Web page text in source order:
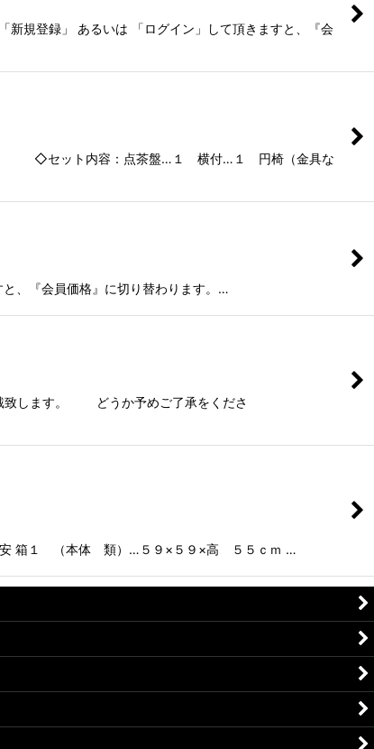
グイン」して頂きますと、『会
す。 ◇セット内容：点茶盤…１ 横付…１ 円椅（金具な
『会員価格』に切り替わります。…
す。 どうか予めご了承をくださ
箱１ （本体 類）…５９×５９×高 ５５ｃｍ …